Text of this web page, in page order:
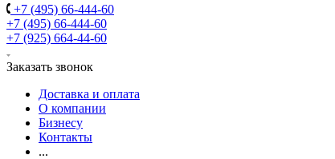
+7 (495) 66-444-60
+7 (495) 66-444-60
+7 (925) 664-44-60
Заказать звонок
Доставка и оплата
О компании
Бизнесу
Контакты
...